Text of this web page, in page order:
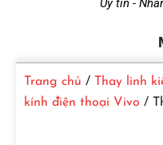
i
n
Uy tín -
Trang chủ / Thay linh
kính điện thoại Vivo /